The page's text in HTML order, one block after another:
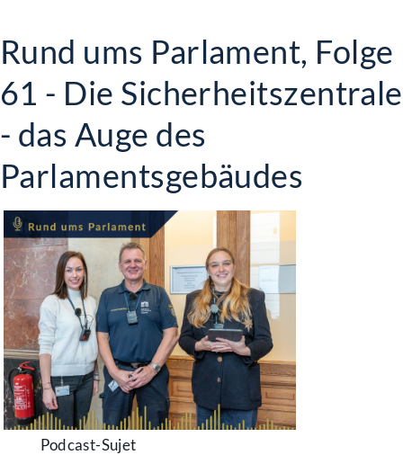
Rund ums Parlament, Folge
61 - Die Sicherheitszentrale
- das Auge des
Parlamentsgebäudes
Podcast-Sujet